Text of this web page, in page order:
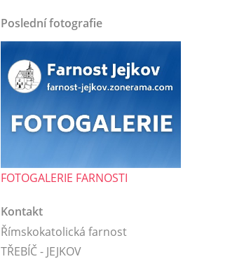
Poslední fotografie
FOTOGALERIE FARNOSTI
Kontakt
Římskokatolická farnost
TŘEBÍČ - JEJKOV